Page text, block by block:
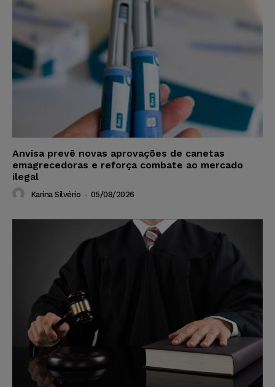
Anvisa prevê novas aprovações de canetas
emagrecedoras e reforça combate ao mercado
ilegal
Karina Silvério - 05/08/2026